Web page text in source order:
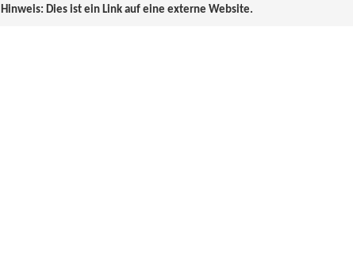
Hinweis: Dies ist ein Link auf eine externe Website.